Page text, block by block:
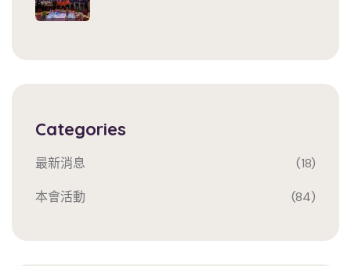
Categories
最新消息 (18)
本會活動 (84)